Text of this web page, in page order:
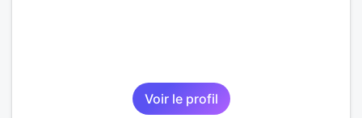
Voir le profil